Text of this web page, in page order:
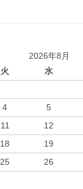
2026年8月
火 水
4 5
11 12
18 19
25 26